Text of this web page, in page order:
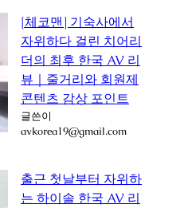
[체코맨] 기숙사에서
자위하다 걸린 치어리
더의 최후 한국 AV 리
뷰｜줄거리와 회원제
콘텐츠 감상 포인트
글쓴이
avkorea19@gmail.com
출근 첫날부터 자위하
는 하이솔 한국 AV 리